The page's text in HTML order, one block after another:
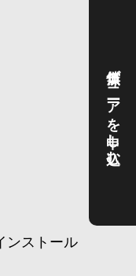
ンストール
無償ビューアを申し込む